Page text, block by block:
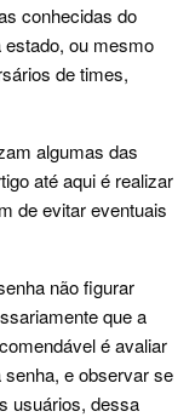
conhecidas do
ou mesmo
de times,
algumas das
até aqui é realizar
de evitar eventuais
não figurar
que a
é avaliar
e observar se
usuários, dessa